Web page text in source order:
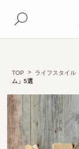
TOP ライフスタイル
ム」5選